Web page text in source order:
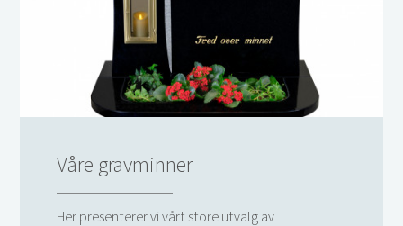
Våre gravminner
Her presenterer vi vårt store utvalg av